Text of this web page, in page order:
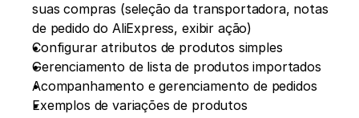
suas compras (seleção da transportadora, notas
de pedido do AliExpress, exibir ação)
Configurar atributos de produtos simples
Gerenciamento de lista de produtos importados
Acompanhamento e gerenciamento de pedidos
Exemplos de variações de produtos